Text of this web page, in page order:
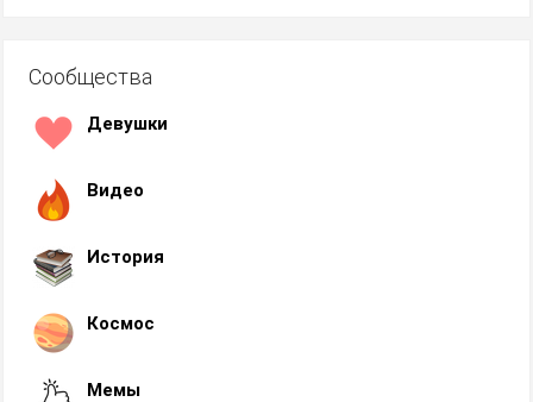
Сообщества
Девушки
Видео
История
Космос
Мемы